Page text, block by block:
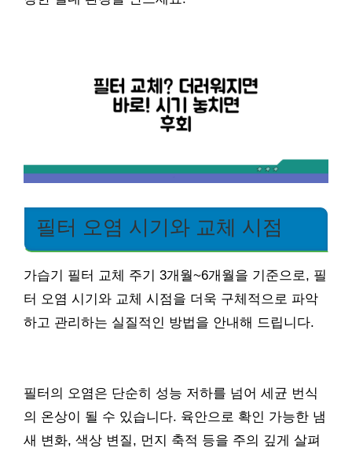
필터 오염 시기와 교체 시점
가습기 필터 교체 주기 3개월~6개월을 기준으로, 필
터 오염 시기와 교체 시점을 더욱 구체적으로 파악
하고 관리하는 실질적인 방법을 안내해 드립니다.
필터의 오염은 단순히 성능 저하를 넘어 세균 번식
의 온상이 될 수 있습니다. 육안으로 확인 가능한 냄
새 변화, 색상 변질, 먼지 축적 등을 주의 깊게 살펴